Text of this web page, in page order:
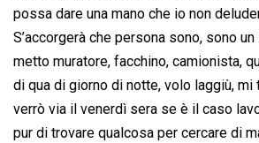
possa dare una mano che io non
S’accorgerà che persona sono, sono
metto muratore, facchino, camionista,
di qua di giorno di notte, volo laggiù,
verrò via il venerdì sera se è il caso
pur di trovare qualcosa per cercare di